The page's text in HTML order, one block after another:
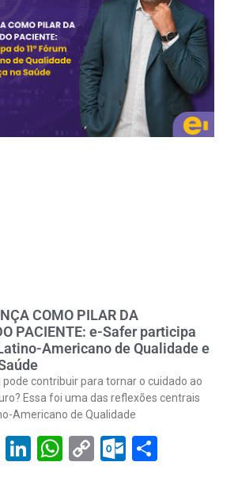
COMO PILAR DA
PACIENTE: e-Safer participa
Americano de Qualidade e
contribuir para tornar o cuidado ao
Essa foi uma das reflexões centrais
Americano de Qualidade
EmailLinkedIn
WhatsApp
Copy